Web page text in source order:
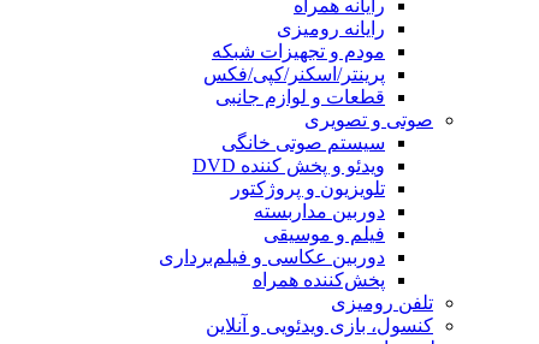
رایانه همراه
رایانه رومیزی
مودم و تجهیزات شبکه
پرینتر/اسکنر/کپی/فکس
قطعات و لوازم جانبی
صوتی و تصویری
سیستم صوتی خانگی
ویدئو و پخش کننده DVD
تلویزیون و پروژکتور
دوربین مداربسته
فیلم و موسیقی
دوربین عکاسی و فیلم‌برداری
پخش‌کننده همراه
تلفن رومیزی
کنسول، بازی‌ ویدئویی و آنلاین